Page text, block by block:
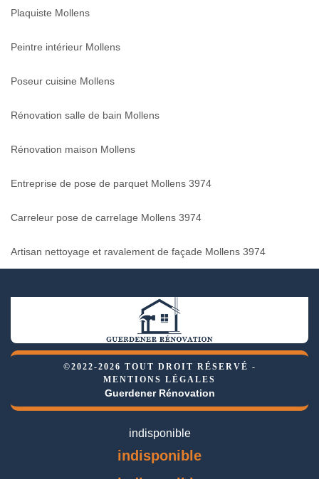
Plaquiste Mollens
Peintre intérieur Mollens
Poseur cuisine Mollens
Rénovation salle de bain Mollens
Rénovation maison Mollens
Entreprise de pose de parquet Mollens 3974
Carreleur pose de carrelage Mollens 3974
Artisan nettoyage et ravalement de façade Mollens 3974
©2022-2026 TOUT DROIT RÉSERVÉ -
MENTIONS LÉGALES
Guerdener Rénovation
indisponible
indisponible